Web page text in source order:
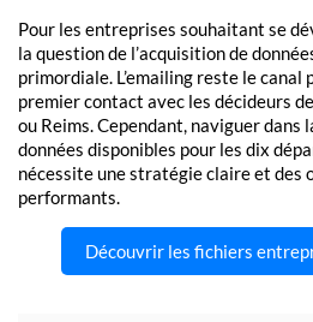
Pour les entreprises souhaitant se
la question de l’acquisition de
primordiale. L’emailing reste le
premier contact avec les décideurs
ou Reims. Cependant, naviguer dans
données disponibles pour les dix
nécessite une stratégie claire et des
performants.
Découvrir les fichiers